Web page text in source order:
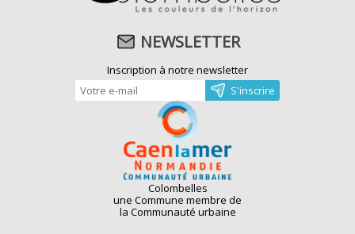
NEWSLETTER
Inscription à notre newsletter
Colombelles
une Commune membre de
la Communauté urbaine